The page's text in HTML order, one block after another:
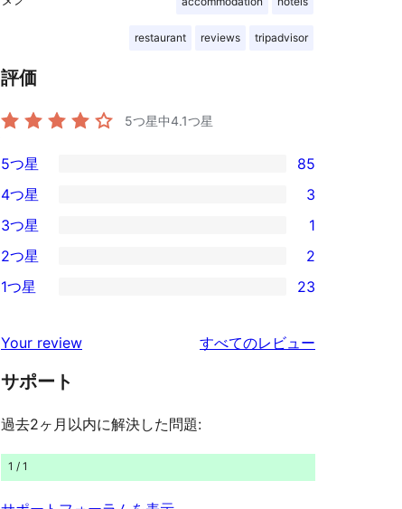
restaurant reviews tripadvisor
評価
5つ星中4.1つ星
85
5-
星
レ
ビ
ー
5つ星 85
4-
星
レ
ュ
ー
4つ星 3
1
3-
星
ビ
ュ
3つ星 1
2-
レ
ビ
ー
2つ星 2
23
星
レ
ュ
ー
1つ星 23
Your review すべてのレビュー
サポート
過去2ヶ月以内に解決した問題:
1 / 1